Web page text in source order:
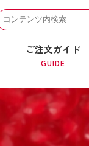
ご注文ガイド
GUIDE